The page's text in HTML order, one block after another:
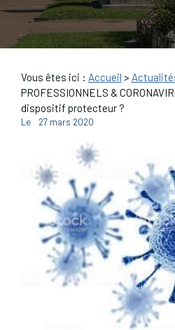
Vous êtes ici : Accueil >
PROFESSIONNELS &
dispositif protecteur ?
Le 27 mars 2020